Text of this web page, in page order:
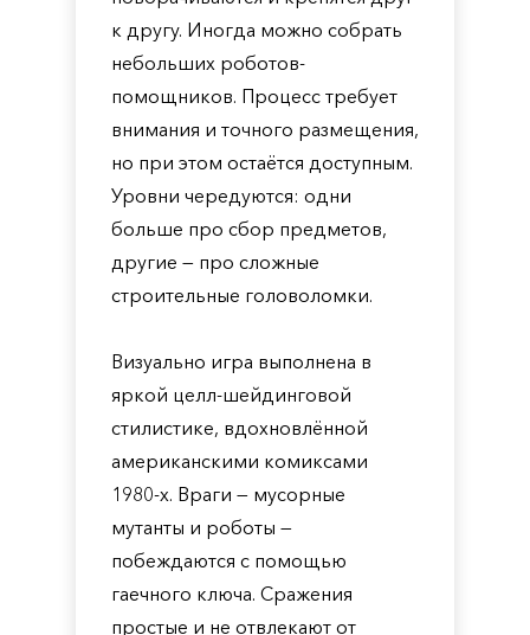
к другу. Иногда можно собрать
небольших роботов-
помощников. Процесс требует
внимания и точного размещения,
но при этом остаётся доступным.
Уровни чередуются: одни
больше про сбор предметов,
другие — про сложные
строительные головоломки.
Визуально игра выполнена в
яркой целл-шейдинговой
стилистике, вдохновлённой
американскими комиксами
1980-х. Враги — мусорные
мутанты и роботы —
побеждаются с помощью
гаечного ключа. Сражения
простые и не отвлекают от